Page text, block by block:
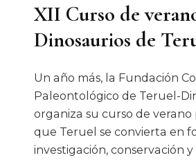
XII Curso de
Dinosaurios de
Un año más, la Fundación
Paleontológico de Teruel-
organiza su curso de verano
que Teruel se convierta en
investigación, conservación